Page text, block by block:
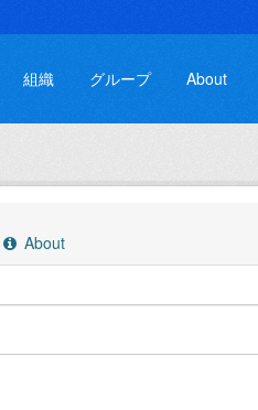
組織 グループ About
About